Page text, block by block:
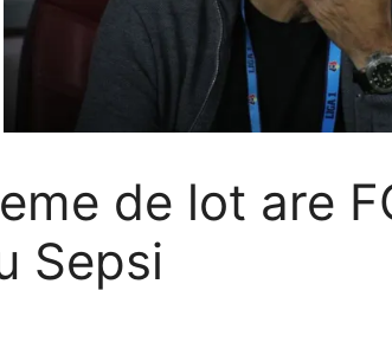
de lot are
Sepsi